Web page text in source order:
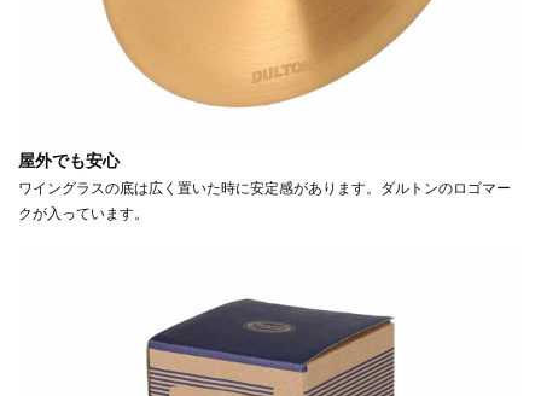
屋外でも安心
ワイングラスの底は広く置いた時に安定感があります。ダルトンのロゴマー
クが入っています。